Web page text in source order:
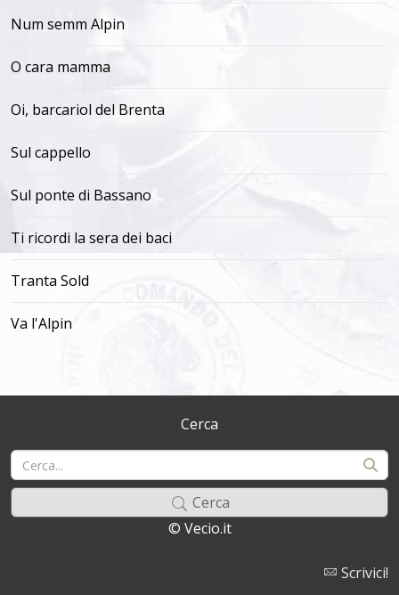
Num semm Alpin
O cara mamma
Oi, barcariol del Brenta
Sul cappello
Sul ponte di Bassano
Ti ricordi la sera dei baci
Tranta Sold
Va l'Alpin
Cerca
Cerca
© Vecio.it
Scrivici!